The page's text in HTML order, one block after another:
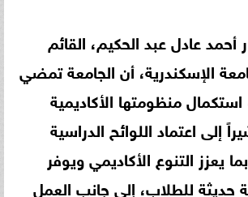
أحمد عادل عبد الحكيم، القائم
الإسكندرية، أن الجامعة تمضي
منظومتها الأكاديمية
إلى اعتماد اللوائح الدراسية
يعزز التنوع الأكاديمي ويوفر
حديثة للطلاب، إلى جانب العمل